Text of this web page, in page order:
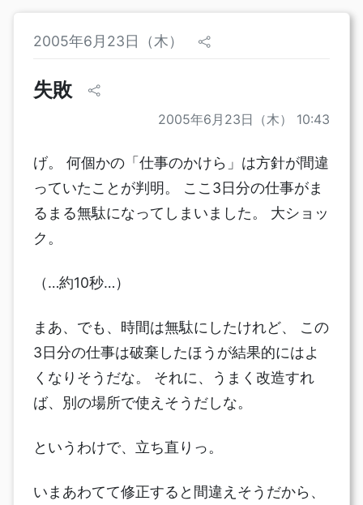
2005年6月23日（木）
失敗
2005年6月23日（木） 10:43
げ。 何個かの「仕事のかけら」は方針が間違
っていたことが判明。 ここ3日分の仕事がま
るまる無駄になってしまいました。 大ショッ
ク。
（…約10秒…）
まあ、でも、時間は無駄にしたけれど、 この
3日分の仕事は破棄したほうが結果的にはよ
くなりそうだな。 それに、うまく改造すれ
ば、別の場所で使えそうだしな。
というわけで、立ち直りっ。
いまあわてて修正すると間違えそうだから、